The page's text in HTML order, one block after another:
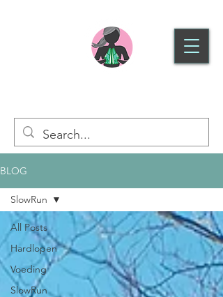
BLOG
All Posts
Hardlopen
Voeding
SlowRun
SlowRun